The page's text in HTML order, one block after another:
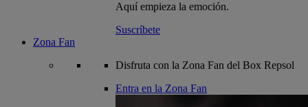
Aquí empieza la emoción.
Suscríbete
Zona Fan
Disfruta con la Zona Fan del Box Repsol
Entra en la Zona Fan